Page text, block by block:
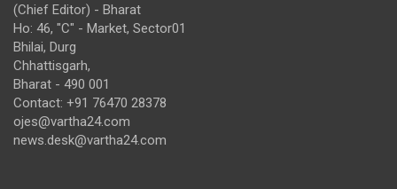
(Chief Editor) - Bharat
Ho: 46, "C" - Market, Sector01
Bhilai, Durg
Chhattisgarh,
Bharat - 490 001
Contact: +91 76470 28378
ojes@vartha24.com
news.desk@vartha24.com